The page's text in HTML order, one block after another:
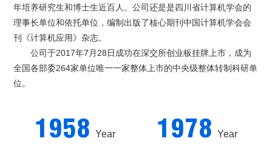
年培养研究生和博士生近百人。公司还是是四川省计算机学会的
理事长单位和依托单位，编制出版了核心期刊中国计算机学会会
刊《计算机应用》杂志。
公司于2017年7月28日成功在深交所创业板挂牌上市，成为
全国各部委264家单位唯一一家整体上市的中央级整体转制科研单
位。
1958 Year 1978 Year